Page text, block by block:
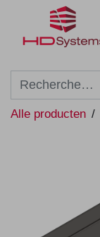
Alle producten